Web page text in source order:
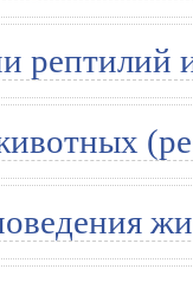
рептилий